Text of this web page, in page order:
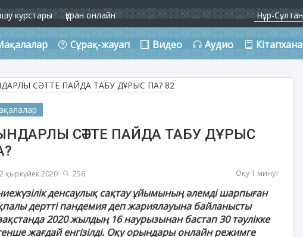
курстары Құран онлайн
Сұрақ-жауап Видео Аудио Кітапхана
СӘТТЕ ПАЙДА ТАБУ ДҰРЫС
қыркүйек 2020 256 Оқу 1 минут
денсаулық сақтау ұйымының әлемді шарпыған
дертті пандемия деп жариялауына байланысты
2020 жылдың 16 наурызынан бастап 30 тәулікке
жағдай енгізілді. Оқу орындары онлайн режимге